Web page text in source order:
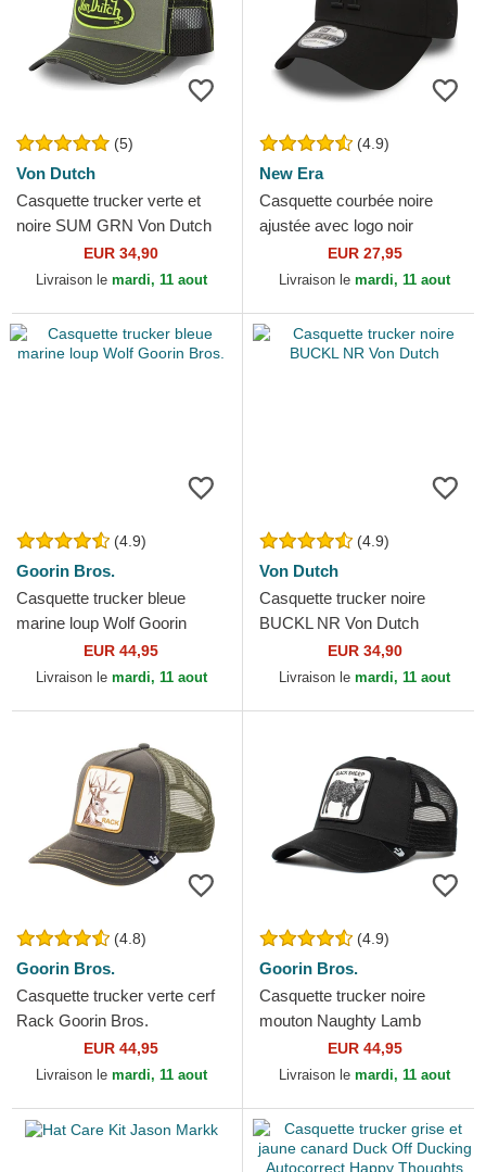
(5)
Von Dutch
Casquette trucker verte et
noire SUM GRN Von Dutch
EUR 34,90
Livraison le mardi, 11 aout
(4.9)
New Era
Casquette courbée noire
ajustée avec logo noir
39THIRTY Essential Los
Angeles Dodgers MLB New
EUR 27,95
Livraison le mardi, 11 aout
(4.9)
Goorin Bros.
Casquette trucker bleue
marine loup Wolf Goorin
EUR 44,95
Livraison le mardi, 11 aout
(4.9)
Von Dutch
Casquette trucker noire
BUCKL NR Von Dutch
EUR 34,90
Livraison le mardi, 11 aout
(4.8)
Goorin Bros.
Casquette trucker verte cerf
Rack Goorin Bros.
EUR 44,95
Livraison le mardi, 11 aout
(4.9)
Goorin Bros.
Casquette trucker noire
mouton Naughty Lamb
Goorin Bros.EUR 44,95
Livraison le mardi, 11 aout